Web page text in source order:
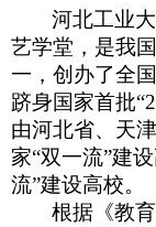
河北工业
艺学堂，是我
一，创办了全
跻身国家首批
由河北省、天
家“双一流”建
流”建设高校。
根据《教